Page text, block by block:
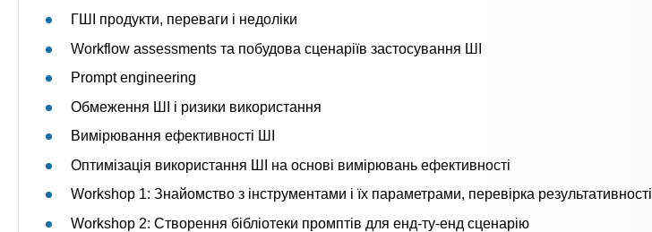
ГШІ продукти, переваги і недоліки
Workflow assessments та побудова сценаріїв застосування ШІ
Prompt engineering
Обмеження ШІ і ризики використання
Вимірювання ефективності ШІ
Оптимізація використання ШІ на основі вимірювань ефективності
Workshop 1: Знайомство з інструментами і їх параметрами, перевірка результативності
Workshop 2: Створення бібліотеки промптів для енд-ту-енд сценарію